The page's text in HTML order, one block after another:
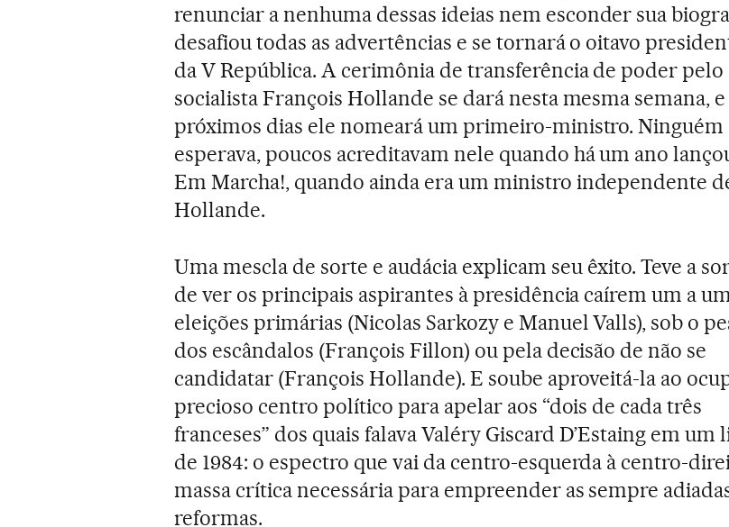
renunciar a nenhuma dessas ideias nem esconder sua
desafiou todas as advertências e se tornará o oitavo
da V República. A cerimônia de transferência de poder pelo
socialista François Hollande se dará nesta mesma semana,
próximos dias ele nomeará um primeiro-ministro. Ninguém
esperava, poucos acreditavam nele quando há um ano
Em Marcha!, quando ainda era um ministro independente
Hollande.
Uma mescla de sorte e audácia explicam seu êxito. Teve a
de ver os principais aspirantes à presidência caírem um a
eleições primárias (Nicolas Sarkozy e Manuel Valls), sob o
dos escândalos (François Fillon) ou pela decisão de não se
candidatar (François Hollande). E soube aproveitá-la ao
precioso centro político para apelar aos “dois de cada três
franceses” dos quais falava Valéry Giscard D’Estaing em um
de 1984: o espectro que vai da centro-esquerda à centro-
massa crítica necessária para empreender as sempre
reformas.